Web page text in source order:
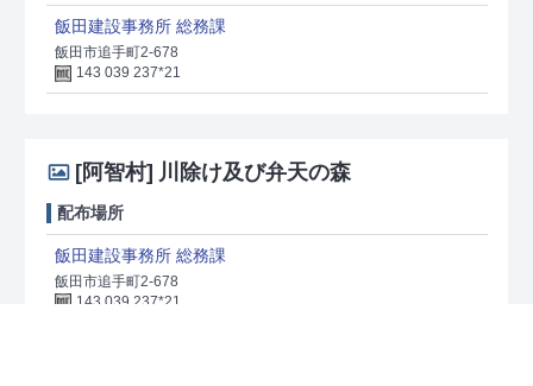
飯田建設事務所 総務課
飯田市追手町2-678
143 039 237*21
[阿智村] 川除け及び弁天の森
配布場所
飯田建設事務所 総務課
飯田市追手町2-678
143 039 237*21